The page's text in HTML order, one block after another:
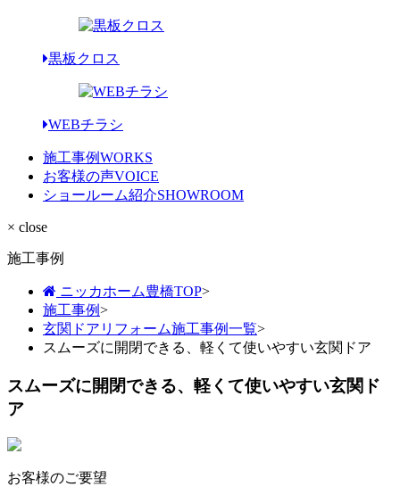
黒板クロス
WEBチラシ
施工事例WORKS
お客様の声VOICE
ショールーム紹介SHOWROOM
× close
施工事例
ニッカホーム豊橋TOP>
施工事例>
玄関ドアリフォーム施工事例一覧>
スムーズに開閉できる、軽くて使いやすい玄関ドア
スムーズに開閉できる、軽くて使いやすい玄関ド
ア
お客様のご要望